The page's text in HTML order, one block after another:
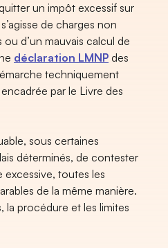
un impôt excessif sur
de charges non
d’un mauvais calcul de
déclaration LMNP des
techniquement
par le Livre des
sous certaines
déterminés, de contester
excessive, toutes les
de la même manière.
la procédure et les limites